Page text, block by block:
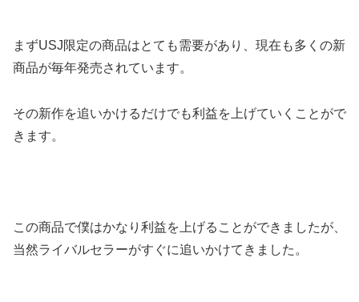
まずUSJ限定の商品はとても需要があり、現在も多くの新
商品が毎年発売されています。
その新作を追いかけるだけでも利益を上げていくことがで
きます。
この商品で僕はかなり利益を上げることができましたが、
当然ライバルセラーがすぐに追いかけてきました。